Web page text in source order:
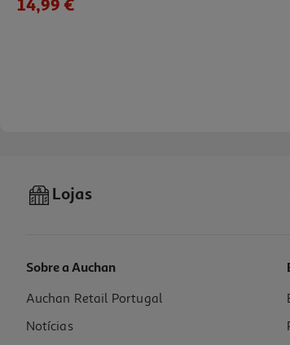
14,99 €
Hub Inteligente Tp-Link Tapo H100
19.99 €/un
Lojas
Sobre a Auchan
Auchan Retail Portugal
Notícias